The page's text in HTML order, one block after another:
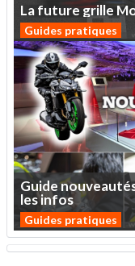
Lafuturegrille
Guides pratiques
Guide
lesinfos
Guides pratiques